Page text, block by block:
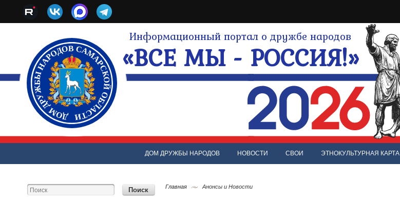
Информационный портал о дружбе народов
«ВСЕ МЫ - РОССИЯ!»
ДОМ ДРУЖБЫ НАРОДОВ НОВОСТИ СВОИ ЭТНОКУЛЬТУРНАЯ КАРТА
Главная Анонсы и Новости